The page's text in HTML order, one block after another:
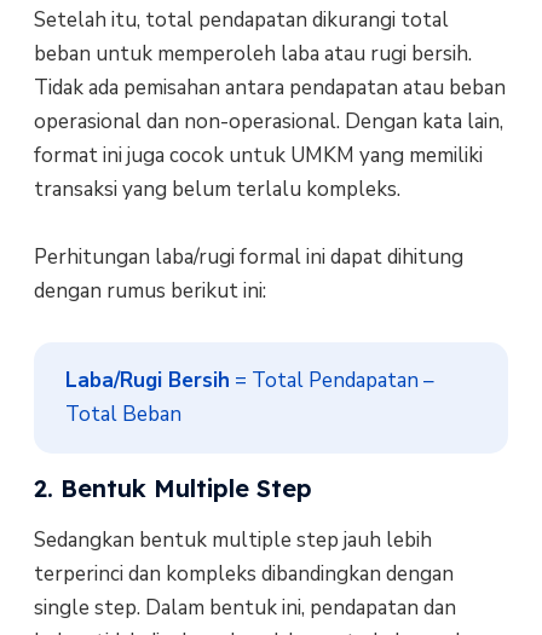
Setelah itu, total pendapatan dikurangi total
beban untuk memperoleh laba atau rugi bersih.
Tidak ada pemisahan antara pendapatan atau beban
operasional dan non-operasional. Dengan kata lain,
format ini juga cocok untuk UMKM yang memiliki
transaksi yang belum terlalu kompleks.
Perhitungan laba/rugi formal ini dapat dihitung
dengan rumus berikut ini:
Laba/Rugi Bersih = Total Pendapatan –
Total Beban
2. Bentuk Multiple Step
Sedangkan bentuk multiple step jauh lebih
terperinci dan kompleks dibandingkan dengan
single step. Dalam bentuk ini, pendapatan dan